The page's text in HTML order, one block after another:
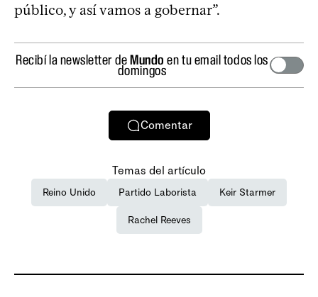
público, y así vamos a gobernar”.
Recibí la newsletter deMundo en tu email todos los
domingos
Comentar
Temas del artículo
Reino Unido Partido Laborista Keir Starmer
Rachel Reeves